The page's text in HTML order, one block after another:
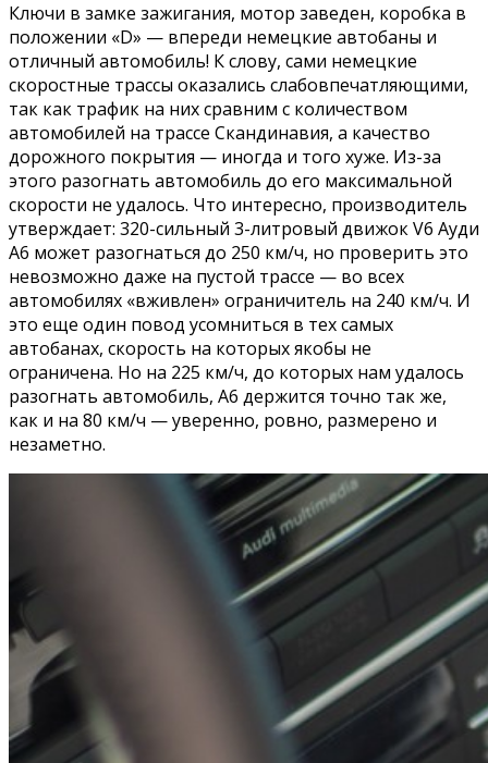
Ключи в замке зажигания, мотор заведен, коробка в
положении «D» — впереди немецкие автобаны и
отличный автомобиль! К слову, сами немецкие
скоростные трассы оказались слабовпечатляющими,
так как трафик на них сравним с количеством
автомобилей на трассе Скандинавия, а качество
дорожного покрытия — иногда и того хуже. Из-за
этого разогнать автомобиль до его максимальной
скорости не удалось. Что интересно, производитель
утверждает: 320-сильный 3-литровый движок V6 Ауди
А6 может разогнаться до 250 км/ч, но проверить это
невозможно даже на пустой трассе — во всех
автомобилях «вживлен» ограничитель на 240 км/ч. И
это еще один повод усомниться в тех самых
автобанах, скорость на которых якобы не
ограничена. Но на 225 км/ч, до которых нам удалось
разогнать автомобиль, А6 держится точно так же,
как и на 80 км/ч — уверенно, ровно, размерено и
незаметно.